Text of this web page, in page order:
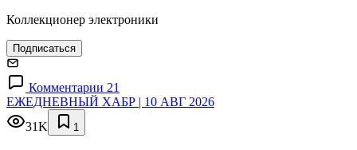
Коллекционер электроники
Подписаться
Комментарии 21
ЕЖЕДНЕВНЫЙ ХАБР | 10 АВГ 2026
31K
1